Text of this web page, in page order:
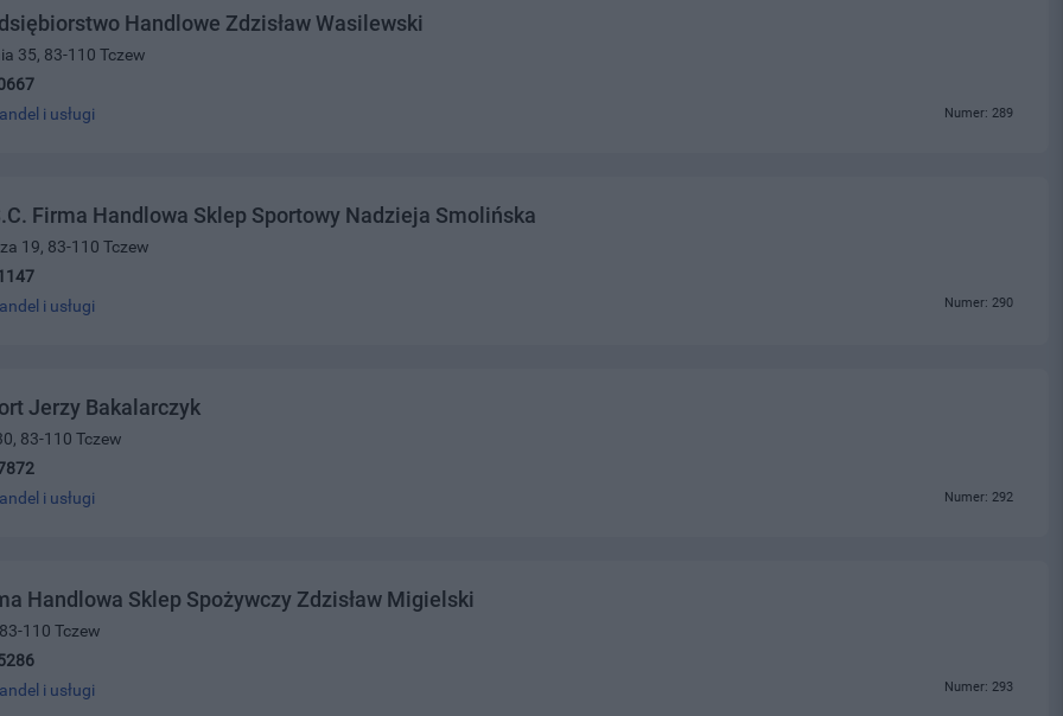
Handlowe Zdzisław Wasilewski
35, 83-110 Tczew
i usługi Numer: 289
Firma Handlowa Sklep Sportowy Nadzieja Smolińska
19, 83-110 Tczew
i usługi Numer: 290
Jerzy Bakalarczyk
83-110 Tczew
i usługi Numer: 292
Handlowa Sklep Spożywczy Zdzisław Migielski
110 Tczew
i usługi Numer: 293